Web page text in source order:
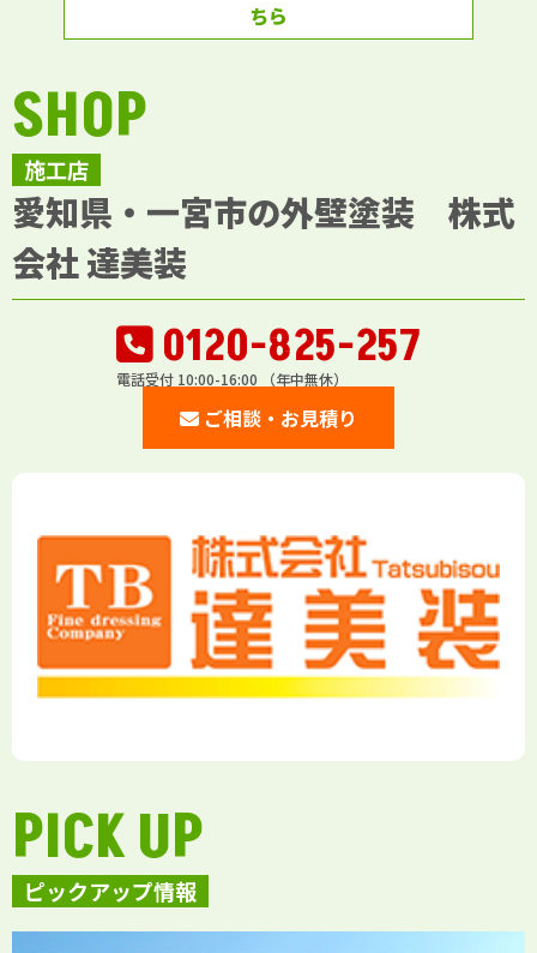
ちら
施工店
SHOP
愛知県・一宮市の外壁塗装 株式
会社 達美装
0120-825-257
電話受付 10:00-16:00 （年中無休）
ご相談・お見積り
ピックアップ情報
PICK UP